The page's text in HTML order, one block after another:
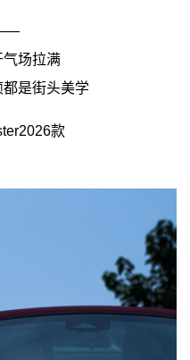
气场拉满
是街头美学
款